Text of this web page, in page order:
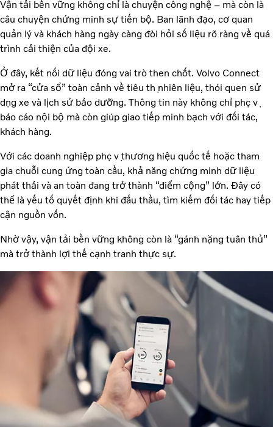
Vận tải bền vững không chỉ là chuyện công nghệ – mà còn là
câu chuyện chứng minh sự tiến bộ. Ban lãnh đạo, cơ quan
quản lý và khách hàng ngày càng đòi hỏi số liệu rõ ràng về quá
trình cải thiện của đội xe.
Ở đây, kết nối dữ liệu đóng vai trò then chốt. Volvo Connect
mở ra “cửa sổ” toàn cảnh về tiêu thụ nhiên liệu, thói quen sử
dụng xe và lịch sử bảo dưỡng. Thông tin này không chỉ phục vụ
báo cáo nội bộ mà còn giúp giao tiếp minh bạch với đối tác,
khách hàng.
Với các doanh nghiệp phục vụ thương hiệu quốc tế hoặc tham
gia chuỗi cung ứng toàn cầu, khả năng chứng minh dữ liệu
phát thải và an toàn đang trở thành “điểm cộng” lớn. Đây có
thể là yếu tố quyết định khi đấu thầu, tìm kiếm đối tác hay tiếp
cận nguồn vốn.
Nhờ vậy, vận tải bền vững không còn là “gánh nặng tuân thủ”
mà trở thành lợi thế cạnh tranh thực sự.